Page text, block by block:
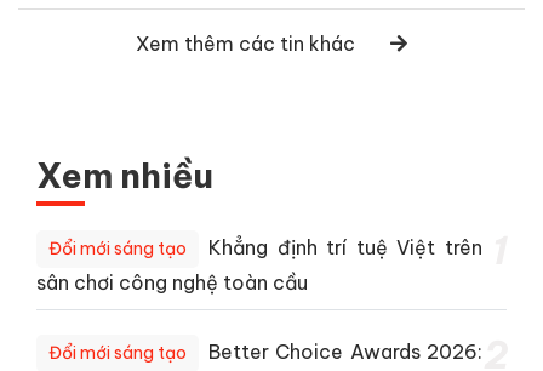
Xem thêm các tin khác
Xem nhiều
Đổi mới sáng tạo
Khẳng định trí tuệ Việt trên
sân chơi công nghệ toàn cầu
Đổi mới sáng tạo
Better Choice Awards 2026: